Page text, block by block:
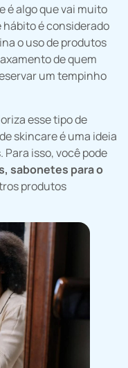
é algo que vai muito
hábito é considerado
o uso de produtos
de quem
um tempinho
esse tipo de
skincare é uma ideia
Para isso, você pode
sabonetes para o
produtos